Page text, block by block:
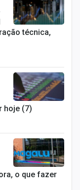
técnica,
hoje (7)
o que fazer